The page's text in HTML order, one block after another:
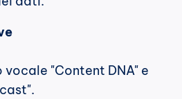
"Content DNA" e